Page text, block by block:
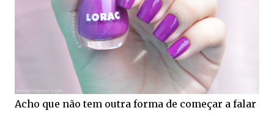
Acho que não tem outra forma de começar a falar